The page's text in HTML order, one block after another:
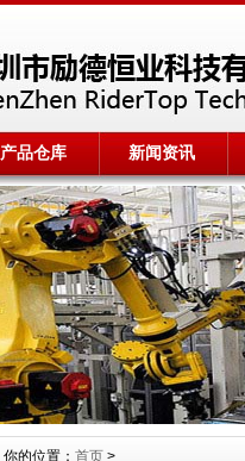
产品仓库 新闻资讯
你的位置： 首页 >